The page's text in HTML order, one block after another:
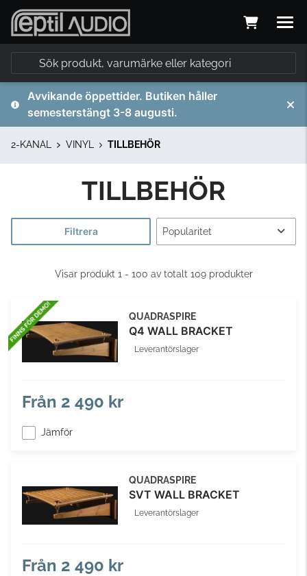
Avvikande öppettider. Butiken håller
semesterstängt 3-8 augusti.
2-KANAL VINYL TILLBEHÖR
TILLBEHÖR
Filtrera
Visar produkt 1 - 100 av totalt 109 produkter
QUADRASPIRE
Q4 WALL BRACKET
Leverantörslager
Från 2 490 kr
Jämför
QUADRASPIRE
SVT WALL BRACKET
Leverantörslager
Från 2 490 kr